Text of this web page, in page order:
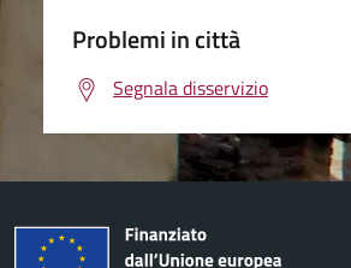
Problemi in città
Segnala disservizio